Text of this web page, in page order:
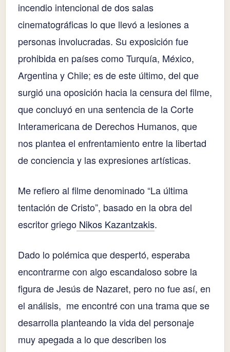
incendio intencional de dos salas
cinematográficas lo que llevó a lesiones a
personas involucradas. Su exposición fue
prohibida en países como Turquía, México,
Argentina y Chile; es de este último, del que
surgió una oposición hacia la censura del filme,
que concluyó en una sentencia de la Corte
Interamericana de Derechos Humanos, que
nos plantea el enfrentamiento entre la libertad
de conciencia y las expresiones artísticas.
Me refiero al filme denominado “La última
tentación de Cristo”, basado en la obra del
escritor griego Nikos Kazantzakis.
Dado lo polémica que despertó, esperaba
encontrarme con algo escandaloso sobre la
figura de Jesús de Nazaret, pero no fue así, en
el análisis, me encontré con una trama que se
desarrolla planteando la vida del personaje
muy apegada a lo que describen los